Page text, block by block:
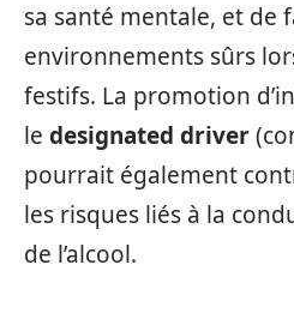
sa santé mentale, et de
environnements sûrs
festifs. La promotion
le designated driver
pourrait également
les risques liés à la
de l’alcool.